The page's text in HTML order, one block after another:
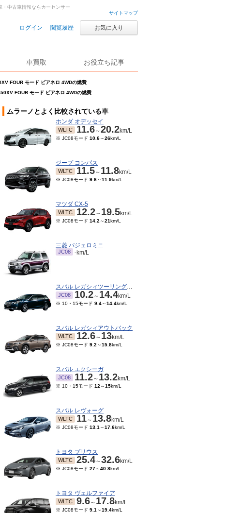
サイトマップ
ログイン 閲覧履歴 お気に入り
車買取 お役立ち記事
FOUR モード ビアネロ 4WDの燃費
FOUR モード ビアネロ 4WDの燃費
中古車情報ならカーセンサー
ムラーノとよく比較されている車
ホンダ オデッセイ
WLTC 11.6～20.2km/L
※ JC08モード 10.6～26km/L
ジープ コンパス
WLTC 11.5～ 11.8km/L
※ JC08モード 9.6～11.9km/L
マツダ CX-5
WLTC 12.2～ 19.5km/L
※ JC08モード 14.2 ～21km/L
三菱 パジェロミニ
JC08 -km/L
スバル レガシィツーリングワゴン
JC08 10.2～ 14.4km/L
※ 10・15モード 9.4～14.4km/L
スバル レガシィアウトバック
WLTC 12.6～ 13km/L
※ JC08モード 9.2 ～15.8km/L
スバル エクシーガ
JC08 11.2～ 13.2km/L
※ 10・15モード 12 ～15km/L
スバル レヴォーグ
WLTC 11～ 13.8km/L
※ JC08モード 13.1 ～17.6km/L
トヨタ プリウス
WLTC 25.4～32.6km/L
※ JC08モード 27～40.8km/L
トヨタ ヴェルファイア
WLTC 9.6～ 17.8km/L
※ JC08モード 9.1 ～19.4km/L